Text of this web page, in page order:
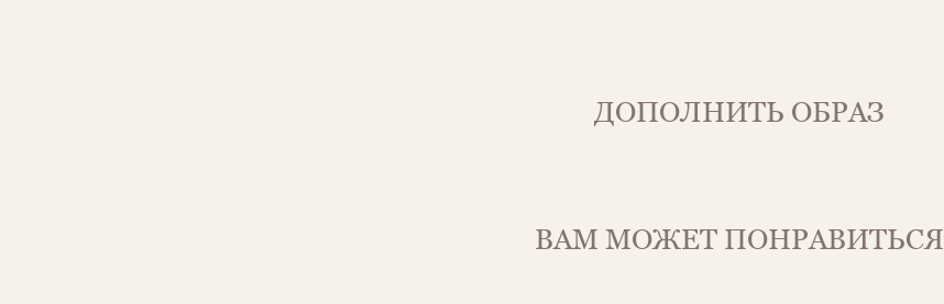
ДОПОЛНИТЬ ОБРАЗ
ВАМ МОЖЕТ ПОНРАВИТЬСЯ